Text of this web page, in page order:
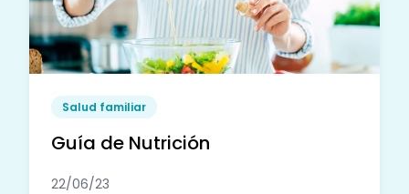
Salud familiar
Guía de Nutrición
22/06/23